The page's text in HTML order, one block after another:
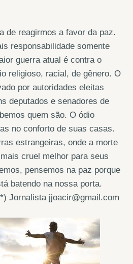
de reagirmos a favor da paz.
responsabilidade somente
guerra atual é contra o
religioso, racial, de gênero. O
por autoridades eleitas
deputados e senadores de
quem são. O ódio
no conforto de suas casas.
estrangeiras, onde a morte
cruel melhor para seus
pensemos na paz porque
batendo na nossa porta.
Jornalista jjoacir@gmail.com